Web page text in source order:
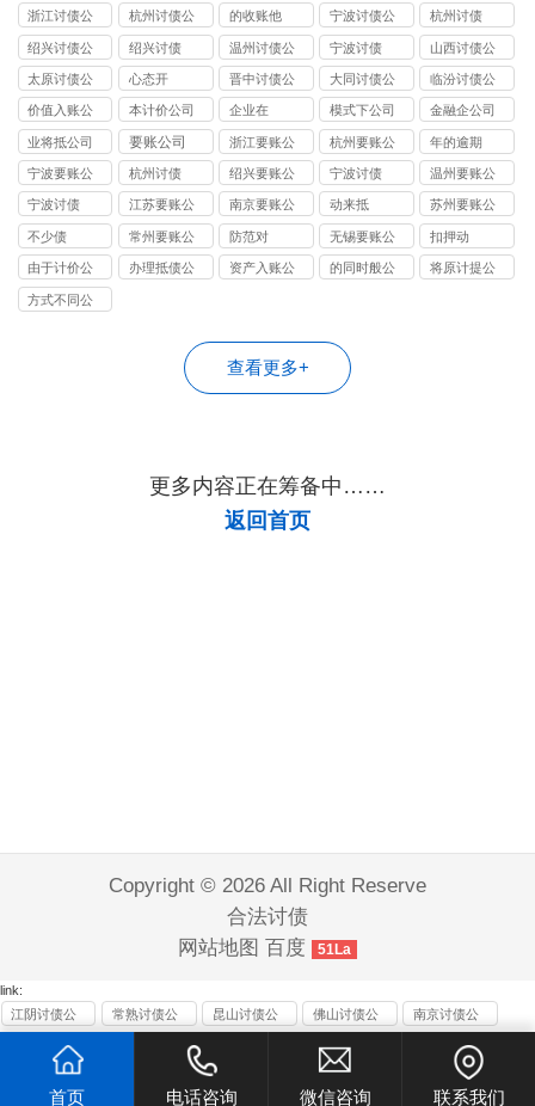
司
司
浙江讨债公
司
杭州讨债公
司
的收账他
宁波讨债公
司
杭州讨债
绍兴讨债公
司
绍兴讨债
温州讨债公
司
宁波讨债
山西讨债公
司
太原讨债公
司
心态开
晋中讨债公
司
大同讨债公
司
临汾讨债公
司
价值入账公
司
本计价公司 企业在 模式下公司 金融企公司
业将抵公司 要账公司
浙江要账公
司
杭州要账公
司
年的逾期
宁波要账公
司
杭州讨债
绍兴要账公
司
宁波讨债
温州要账公
司
宁波讨债
江苏要账公
司
南京要账公
司
动来抵
苏州要账公
司
不少债
常州要账公
司
防范对
无锡要账公
司
扣押动
由于计价公
司
办理抵债公
资产入账公
的同时般公
将原计提公
方式不同公
查看更多+
更多内容正在筹备中……
返回首页
Copyright © 2026 All Right Reserve
合法讨债
网站地图
百度 51La
首页 电话咨询 微信咨询 联系我们
link:
江阴讨债公
常熟讨债公
昆山讨债公
佛山讨债公
南京讨债公